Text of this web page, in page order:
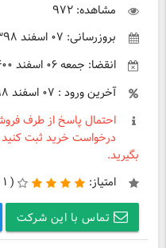
مشاهده: ۹۷۲
بروزرسانی: ۰۷ اسفند ۱۳۹۸
انقضا: جمعه ۰۶ اسفند ۱۴۰۰
آخرین ورود : ۰۷ اسفند ۱۳۹۸
احتمال پاسخ از طرف
درخواست خرید ثبت کنید
بگیرید.
امتیاز:
( ۱ )
تماس با این شرکت